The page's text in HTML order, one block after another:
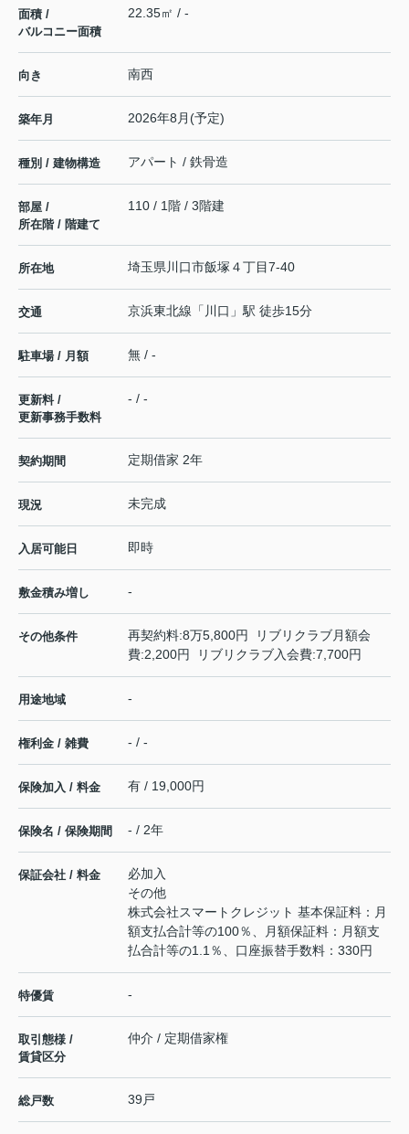
面積 /
バルコニー面積
22.35㎡ / -
向き 南西
築年月 2026年8月(予定)
種別 / 建物構造 アパート / 鉄骨造
部屋 /
所在階 / 階建て
110 / 1階 / 3階建
所在地 埼玉県 川口市飯塚 ４丁目7-40
交通 京浜東北線 「 川口 」駅 徒歩15分
駐車場 / 月額 無 / -
更新料 /
更新事務手数料
- / -
契約期間 定期借家 2年
現況 未完成
入居可能日 即時
敷金積み増し -
その他条件
再契約料:8万5,800円 リブリクラブ月額会
費:2,200円 リブリクラブ入会費:7,700円
用途地域 -
権利金 / 雑費 - / -
保険加入 / 料金 有 / 19,000円
保険名 / 保険期間 - / 2年
保証会社 / 料金
必加入
その他
株式会社スマートクレジット 基本保証料：月
額支払合計等の100％、月額保証料：月額支
払合計等の1.1％、口座振替手数料：330円
特優賃 -
取引態様 /
賃貸区分
仲介 / 定期借家権
総戸数 39戸